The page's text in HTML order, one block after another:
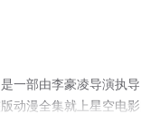
一部由李豪凌导演执
动漫全集就上星空电